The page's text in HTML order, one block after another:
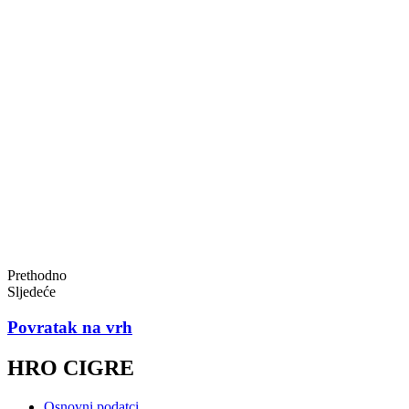
Prethodno
Sljedeće
Povratak na vrh
HRO CIGRE